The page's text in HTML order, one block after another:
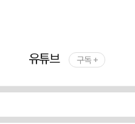
유튜브 구독 +